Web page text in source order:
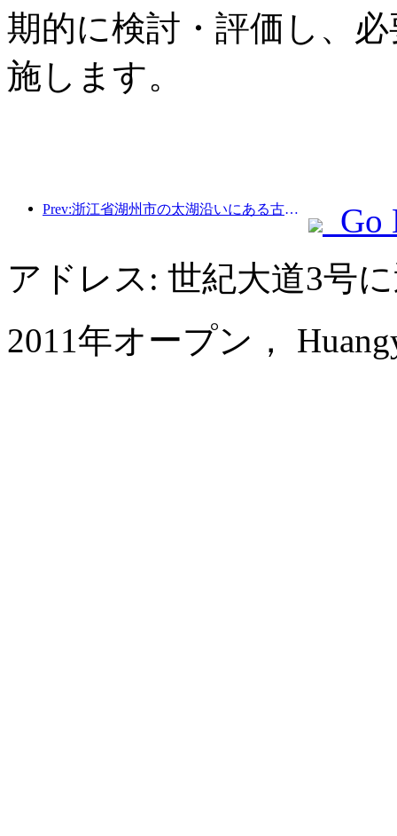
期的に検討・評価し、
施します。
Prev:浙江省湖州市の太湖沿いにある古い村落では、10億元近くの投資をかけて改修と改良が始まった。
Go
アドレス: 世紀大道3号
2011年オープン，